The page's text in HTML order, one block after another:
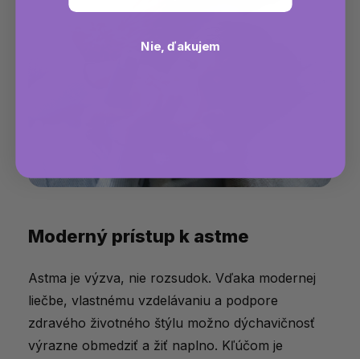
Moderný prístup k astme
Astma je výzva, nie rozsudok. Vďaka modernej
liečbe, vlastnému vzdelávaniu a podpore
zdravého životného štýlu možno dýchavičnosť
výrazne obmedziť a žiť naplno. Kľúčom je
Nie, ďakujem